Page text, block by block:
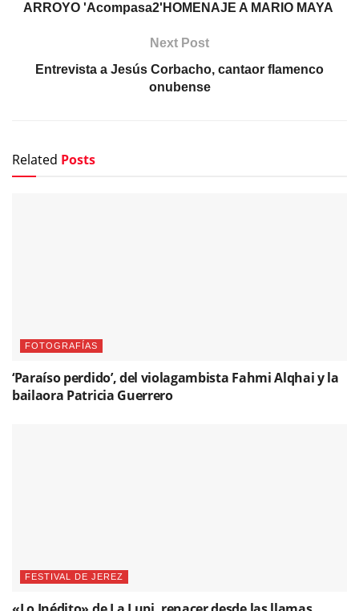
ARROYO 'Acompasa2'HOMENAJE A MARIO MAYA
Next Post
Entrevista a Jesús Corbacho, cantaor flamenco
onubense
Related Posts
FOTOGRAFÍAS
‘Paraíso perdido’, del violagambista Fahmi Alqhai y la
bailaora Patricia Guerrero
FESTIVAL DE JEREZ